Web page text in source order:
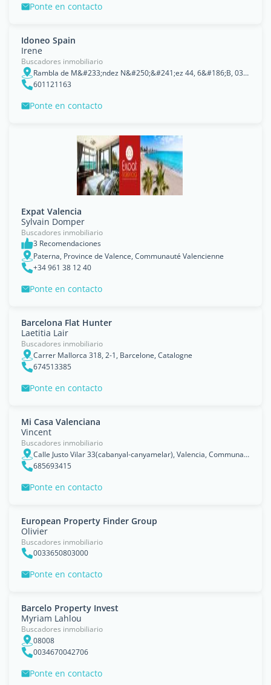
Ponte en contacto
Idoneo Spain
Irene
Buscadores inmobiliario
Rambla de M&#233;ndez N&#250;&#241;ez 44, 6&#186;B, 03002 Alicante, Communauté Valencienne
601121163
Ponte en contacto
Expat Valencia
Sylvain Domper
Buscadores inmobiliario
3 Recomendaciones
Paterna, Province de Valence, Communauté Valencienne
+34 961 38 12 40
Ponte en contacto
Barcelona Flat Hunter
Laetitia Lair
Buscadores inmobiliario
Carrer Mallorca 318, 2-1, Barcelone, Catalogne
674513385
Ponte en contacto
Mi Casa Valenciana
Vincent
Buscadores inmobiliario
Calle Justo Vilar 33(cabanyal-canyamelar), Valencia, Communauté Valencienne
685693415
Ponte en contacto
European Property Finder Group
Olivier
Buscadores inmobiliario
0033650803000
Ponte en contacto
Barcelo Property Invest
Myriam Lahlou
Buscadores inmobiliario
08008
0034670042706
Ponte en contacto